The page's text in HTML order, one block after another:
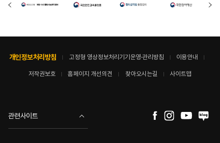
개인정보처리방침 고정형 영상정보처리기기운영·관리방침 이용안내
저작권보호 홈페이지 개선의견 찾아오시는길 사이트맵
관련사이트